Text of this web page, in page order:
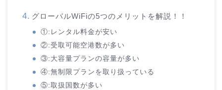
グローバルWiFiの5つのメリットを解説！！
①:レンタル料金が安い
②:受取可能空港数が多い
③:大容量プランの容量が多い
④:無制限プランを取り扱っている
⑤:取扱国数が多い